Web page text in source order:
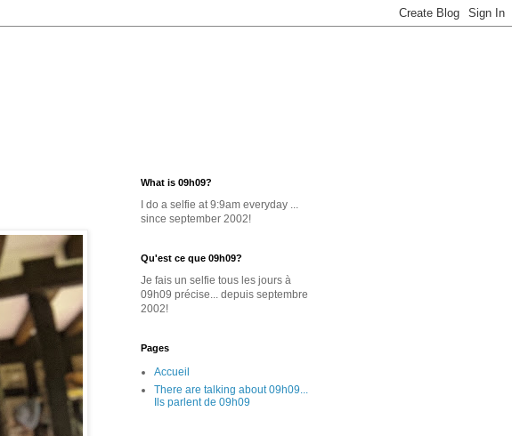
What is 09h09?
I do a selfie at 9:9am everyday ...
since september 2002!
Qu'est ce que 09h09?
Je fais un selfie tous les jours à
09h09 précise... depuis septembre
2002!
Pages
Accueil
There are talking about 09h09...
Ils parlent de 09h09